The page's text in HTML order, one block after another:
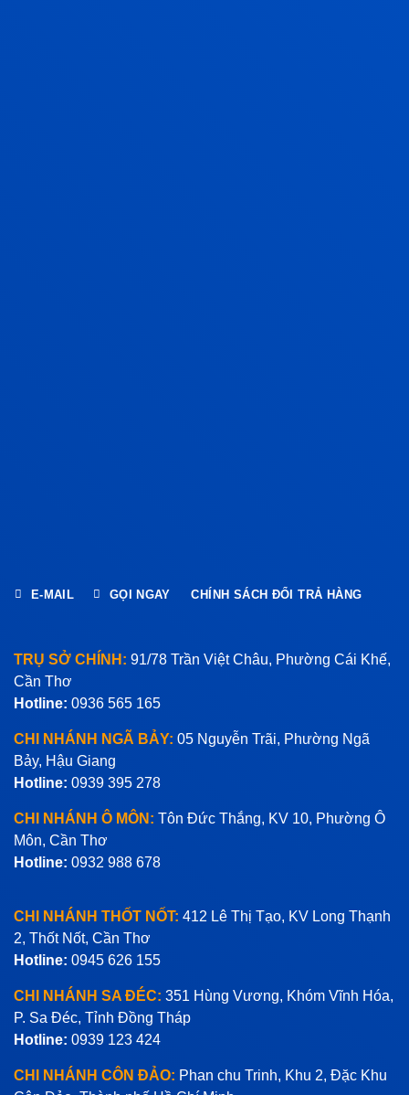
TRỤ SỞ CHÍNH: 91/78 Trần Việt Châu, Phường Cái Khế,
Cần Thơ
Hotline: 0936 565 165
CHI NHÁNH NGÃ BẢY: 05 Nguyễn Trãi, Phường Ngã
Bảy, Hậu Giang
Hotline: 0939 395 278
CHI NHÁNH Ô MÔN: Tôn Đức Thắng, KV 10, Phường Ô
Môn, Cần Thơ
Hotline: 0932 988 678
CHI NHÁNH THỐT NỐT: 412 Lê Thị Tạo, KV Long Thạnh
2, Thốt Nốt, Cần Thơ
Hotline: 0945 626 155
CHI NHÁNH SA ĐÉC: 351 Hùng Vương, Khóm Vĩnh Hóa,
P. Sa Đéc, Tỉnh Đồng Tháp
Hotline: 0939 123 424
CHI NHÁNH CÔN ĐẢO: Phan chu Trinh, Khu 2, Đặc Khu
E-MAIL GỌI NGAY CHÍNH SÁCH ĐỔI TRẢ HÀNG